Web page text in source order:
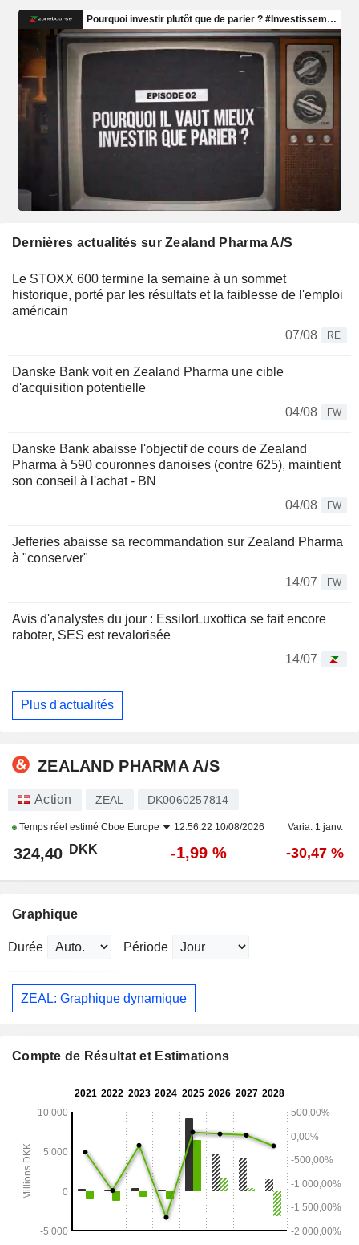
Dernières actualités sur Zealand Pharma A/S
Le STOXX 600 termine la semaine à un sommet
historique, porté par les résultats et la faiblesse de l'emploi
américain
07/08
RE
Danske Bank voit en Zealand Pharma une cible
d'acquisition potentielle
04/08
FW
Danske Bank abaisse l'objectif de cours de Zealand
Pharma à 590 couronnes danoises (contre 625), maintient
son conseil à l'achat - BN
04/08
FW
Jefferies abaisse sa recommandation sur Zealand Pharma
à "conserver"
14/07
FW
Avis d'analystes du jour : EssilorLuxottica se fait encore
raboter, SES est revalorisée
14/07
Plus d'actualités
ZEALAND PHARMA A/S
Action ZEAL DK0060257814
Temps réel estimé Cboe Europe 12:56:22 10/08/2026 Varia. 1 janv.
324,40 DKK -1,99 % -30,47 %
Graphique
Durée Période
ZEAL: Graphique dynamique
Compte de Résultat et Estimations